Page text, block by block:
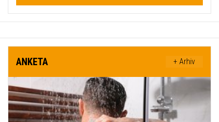
ANKETA + Arhiv